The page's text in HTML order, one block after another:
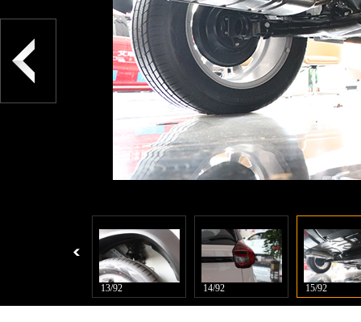
13/92 14/92 15/92